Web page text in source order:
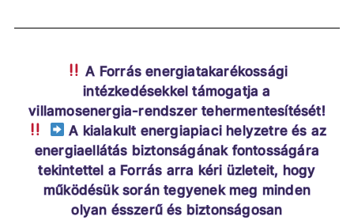
A Forrás energiatakarékossági
intézkedésekkel támogatja a
villamosenergia-rendszer tehermentesítését!
A kialakult energiapiaci helyzetre és az
energiaellátás biztonságának fontosságára
tekintettel a Forrás arra kéri üzleteit, hogy
működésük során tegyenek meg minden
olyan ésszerű és biztonságosan